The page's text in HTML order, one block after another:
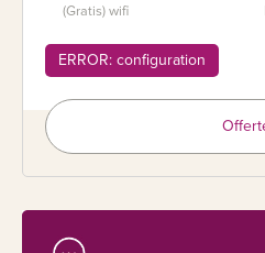
(Gratis) wifi
ERROR: configuration